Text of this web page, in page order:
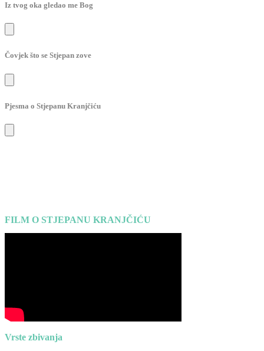
Iz tvog oka gledao me Bog
Čovjek što se Stjepan zove
Pjesma o Stjepanu Kranjčiću
FILM O STJEPANU KRANJČIĆU
Vrste zbivanja